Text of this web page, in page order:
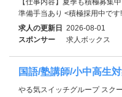
準備手当あり <積極採用中です
求人の更新日 2026-08-01
スポンサー
求人ボックス
国語/塾講師/小中高生
やる気スイッチグループ スク